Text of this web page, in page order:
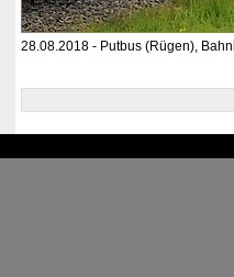
28.08.2018 - Putbus (Rügen),